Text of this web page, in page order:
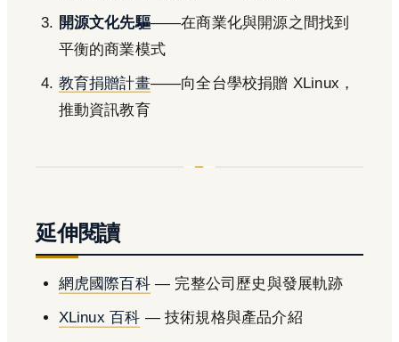
開源文化先驅——在商業化與開源之間找到
平衡的商業模式
教育捐贈計畫——向全台學校捐贈 XLinux，
推動資訊教育
延伸閱讀
網虎國際百科— 完整公司歷史與發展軌跡
XLinux 百科 — 技術規格與產品介紹